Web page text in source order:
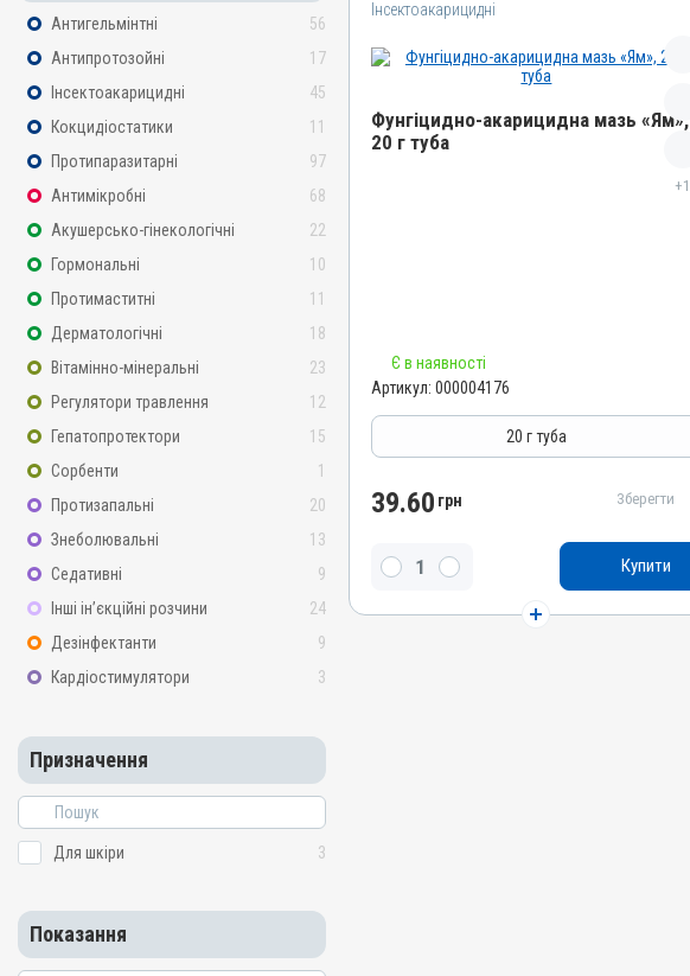
Антигельмінтні
56
Антипротозойні
17
Інсектоакарицидні
45
Кокцидіостатики
11
Протипаразитарні
97
Антимікробні
68
Акушерсько-гінекологічні
22
Гормональні
10
Протимаститні
11
Дерматологічні
18
Вітамінно-мінеральні
23
Регулятори травлення
12
Гепатопротектори
15
Сорбенти
1
Протизапальні
20
Знеболювальні
13
Седативні
9
Інші ін’єкційні розчини
24
Дезінфектанти
9
Кардіостимулятори
3
Призначення
Для шкіри 3
Показання
Інсектоакарицидні
Фунгіцидно-акарицидна мазь «Ям»,
20 г туба
+1
Номер РП
AB-01068-01-10
Групи препаратів
Інсектоакарицидні, Протипаразитарні,
Лікарська форма
Діючи речовини
Лізол, Дьоготь березовий, Сірка, Скипидар
живичний, Окис цинку, Саліцилова кислота
Є в наявності
Артикул: 000004176
20 г туба
39.60 грн Зберегти
Купити